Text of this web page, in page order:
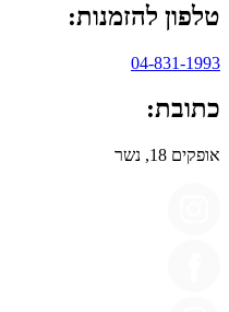
טלפון להזמנות:
04-831-1993
כתובת:
אופקים 18, נשר